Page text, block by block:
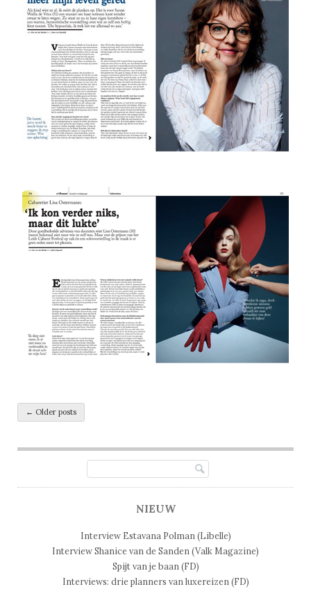
Post navigation
← Older posts
NIEUW
Interview Estavana Polman (Libelle)
Interview Shanice van de Sanden (Valk Magazine)
Spijt van je baan (FD)
Interviews: drie planners van luxereizen (FD)